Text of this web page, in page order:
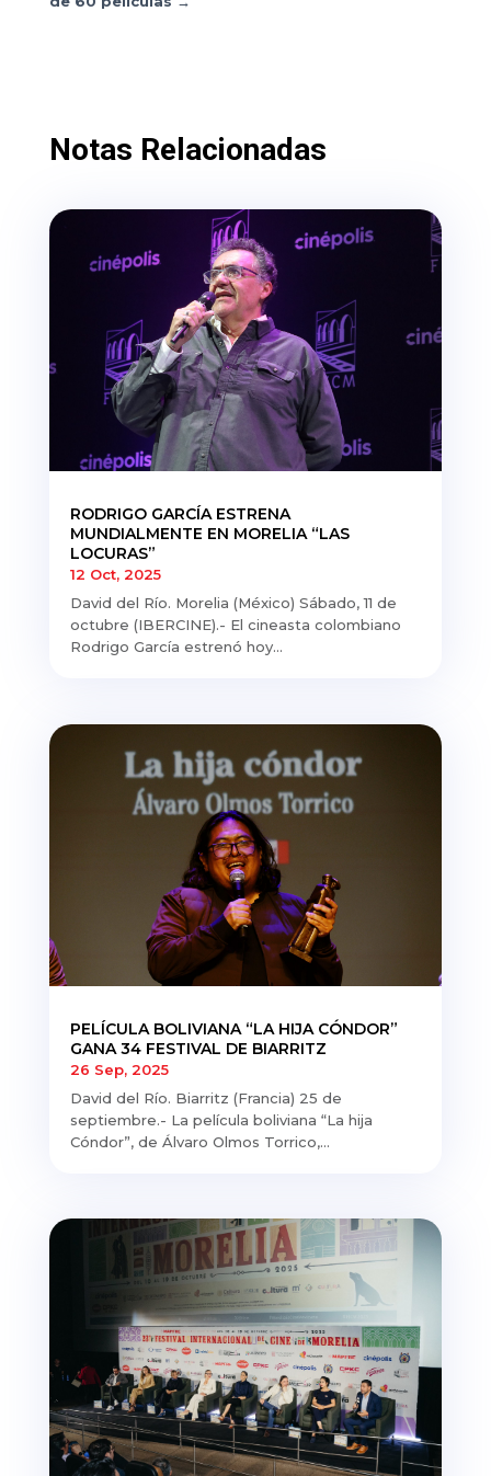
Notas Relacionadas
RODRIGO GARCÍA ESTRENA
MUNDIALMENTE EN MORELIA “LAS
LOCURAS”
12 Oct, 2025
David del Río. Morelia (México) Sábado, 11 de
octubre (IBERCINE).- El cineasta colombiano
Rodrigo García estrenó hoy...
PELÍCULA BOLIVIANA “LA HIJA CÓNDOR”
GANA 34 FESTIVAL DE BIARRITZ
26 Sep, 2025
David del Río. Biarritz (Francia) 25 de
septiembre.- La película boliviana “La hija
Cóndor”, de Álvaro Olmos Torrico,...